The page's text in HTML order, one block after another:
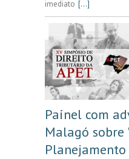
imediato [...]
Painel com
Malagó sobre